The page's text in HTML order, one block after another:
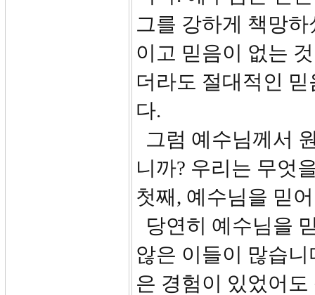
그를 강하게 책망
이고 믿음이 없는
더라도 절대적인
다.
그럼 예수님께서
니까? 우리는 무엇
첫째, 예수님을 믿
당연히 예수님을
않은 이들이 많습
은 경험이 있었어